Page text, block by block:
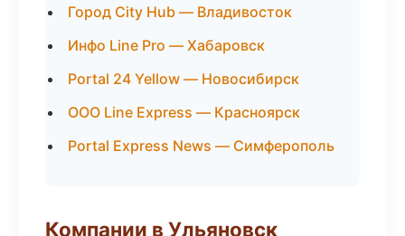
Город City Hub — Владивосток
Инфо Line Pro — Хабаровск
Portal 24 Yellow — Новосибирск
ООО Line Express — Красноярск
Portal Express News — Симферополь
Компании в Ульяновск